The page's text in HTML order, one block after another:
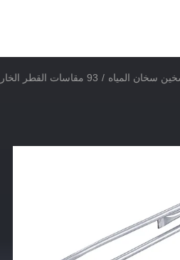
سخان المياه / 93 مقاسات القطر الخارجي مطبخ سخان الماء الساخن لتحمية سريعة في مطبخك